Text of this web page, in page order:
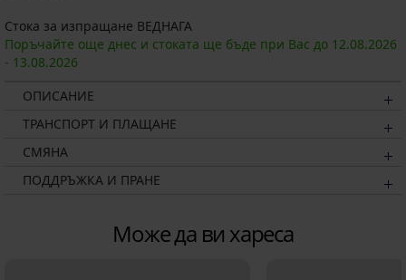
Стока за изпращане ВЕДНАГА
Поръчайте още днес и стоката ще бъде при Вас до 12.08.2026
- 13.08.2026
ОПИСАНИЕ
ТРАНСПОРТ И ПЛАЩАНЕ
СМЯНА
ПОДДРЪЖКА И ПРАНЕ
Може да ви хареса